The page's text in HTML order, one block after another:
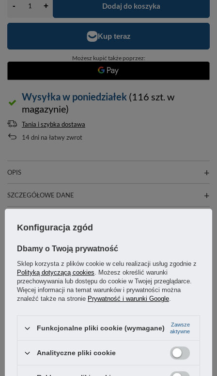
- + Dodaj do koszyka
Możesz kupić także poprzez:
Wysyłkaw poniedziałek (116 szt. w
magazynie)
Tania i szybka dostawa
14dni na łatwy zwrot
OPIS
SZCZEGÓŁOWE DANE
OSTATNIO CIĘ INTERESOWAŁO
Konfiguracja zgód
Dbamy o Twoją prywatność
Sklep korzysta z plików cookie w celu realizacji usług zgodnie z
Polityką dotyczącą cookies. Możesz określić warunki
przechowywania lub dostępu do cookie w Twojej przeglądarce.
Więcej informacji na temat warunków i prywatności można
znaleźć także na stronie Prywatność i warunki Google.
Funkcjonalne pliki cookie (wymagane)
Zawsze
aktywne
Analityczne pliki cookie